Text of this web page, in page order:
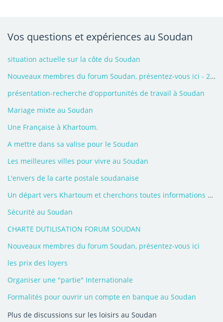
Vos questions et expériences au Soudan
situation actuelle sur la côte du Soudan
Nouveaux membres du forum Soudan, présentez-vous ici - 2023
présentation-recherche d'opportunités de travail à Soudan
Mariage mixte au Soudan
Une Française à Khartoum.
A mettre dans sa valise pour le Soudan
Les meilleures villes pour vivre au Soudan
L'envers de la carte postale soudanaise
Un départ vers Khartoum et cherchons toutes informations utiles
Sécurité au Soudan
CHARTE DUTILISATION FORUM SOUDAN
Nouveaux membres du forum Soudan, présentez-vous ici
les prix des loyers
Organiser une "partie" Internationale
Formalités pour ouvrir un compte en banque au Soudan
Plus de discussions sur les loisirs au Soudan